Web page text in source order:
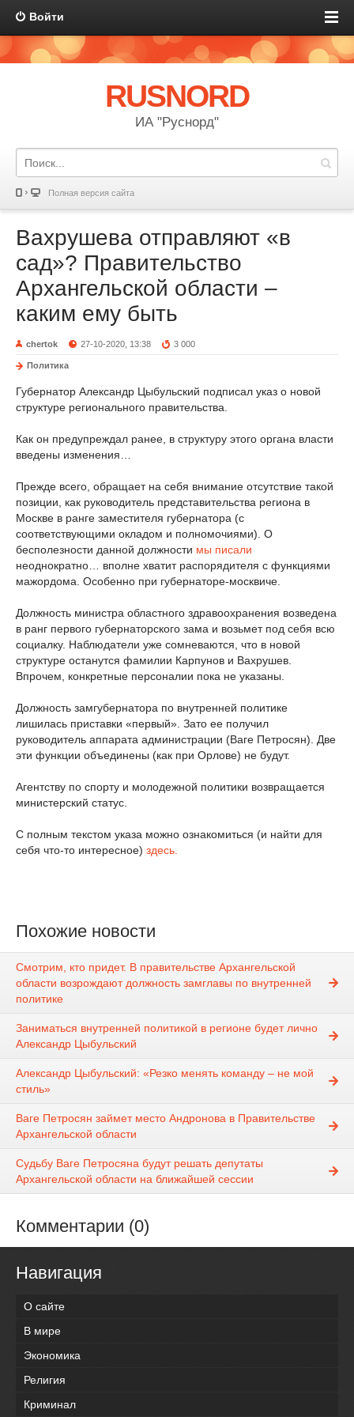
Войти
RUSNORD
ИА "Руснорд"
Полная версия сайта
Вахрушева отправляют «в
сад»? Правительство
Архангельской области –
каким ему быть
chertok 27-10-2020, 13:38 3 000
Политика
Губернатор Александр Цыбульский подписал указ о новой
структуре регионального правительства.
Как он предупреждал ранее, в структуру этого органа власти
введены изменения…
Прежде всего, обращает на себя внимание отсутствие такой
позиции, как руководитель представительства региона в
Москве в ранге заместителя губернатора (с
соответствующими окладом и полномочиями). О
бесполезности данной должности мы писали
неоднократно… вполне хватит распорядителя с функциями
мажордома. Особенно при губернаторе-москвиче.
Должность министра областного здравоохранения возведена
в ранг первого губернаторского зама и возьмет под себя всю
социалку. Наблюдатели уже сомневаются, что в новой
структуре останутся фамилии Карпунов и Вахрушев.
Впрочем, конкретные персоналии пока не указаны.
Должность замгубернатора по внутренней политике
лишилась приставки «первый». Зато ее получил
руководитель аппарата администрации (Ваге Петросян). Две
эти функции объединены (как при Орлове) не будут.
Агентству по спорту и молодежной политики возвращается
министерский статус.
С полным текстом указа можно ознакомиться (и найти для
себя что-то интересное) здесь.
Похожие новости
Смотрим, кто придет. В правительстве Архангельской
области возрождают должность замглавы по внутренней
политике
Заниматься внутренней политикой в регионе будет лично
Александр Цыбульский
Александр Цыбульский: «Резко менять команду – не мой
стиль»
Ваге Петросян займет место Андронова в Правительстве
Архангельской области
Судьбу Ваге Петросяна будут решать депутаты
Архангельской области на ближайшей сессии
Комментарии (0)
Навигация
О сайте
В мире
Экономика
Религия
Криминал